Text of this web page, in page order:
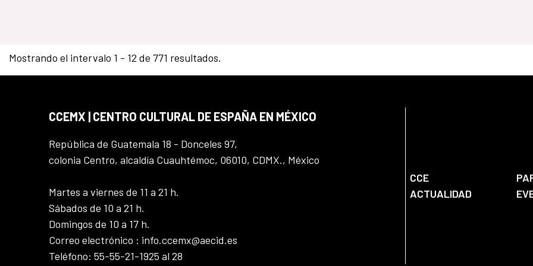
Mostrando el intervalo 1 - 12 de 771 resultados.
CCEMX | CENTRO CULTURAL DE ESPAÑA EN MÉXICO
República de Guatemala 18 - Donceles 97,
colonia Centro, alcaldía Cuauhtémoc, 06010, CDMX., México
Martes a viernes de 11 a 21 h.
Sábados de 10 a 21 h.
Domingos de 10 a 17 h.
Correo electrónico : info.ccemx@aecid.es
Teléfono: 55-55-21-1925 al 28
CCE
ACTUALIDAD